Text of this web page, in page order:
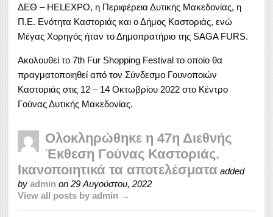
ΔΕΘ – HELEXPO, η Περιφέρεια Δυτικής Μακεδονίας, η
Π.Ε. Ενότητα Καστοριάς και ο Δήμος Καστοριάς, ενώ
Μέγας Χορηγός ήταν το Δημοπρατήριο της SAGA FURS.
Ακολουθεί το 7th Fur Shopping Festival το οποίο θα
πραγματοποιηθεί από τον Σύνδεσμο Γουνοποιών
Καστοριάς στις 12 – 14 Οκτωβρίου 2022 στο Κέντρο
Γούνας Δυτικής Μακεδονίας.
Ολοκληρώθηκε η 47η Διεθνής
Έκθεση Γούνας Καστοριάς.
Ικανοποιητικά τα αποτελέσματα added
by admin on 29 Αυγούστου, 2022
View all posts by admin →